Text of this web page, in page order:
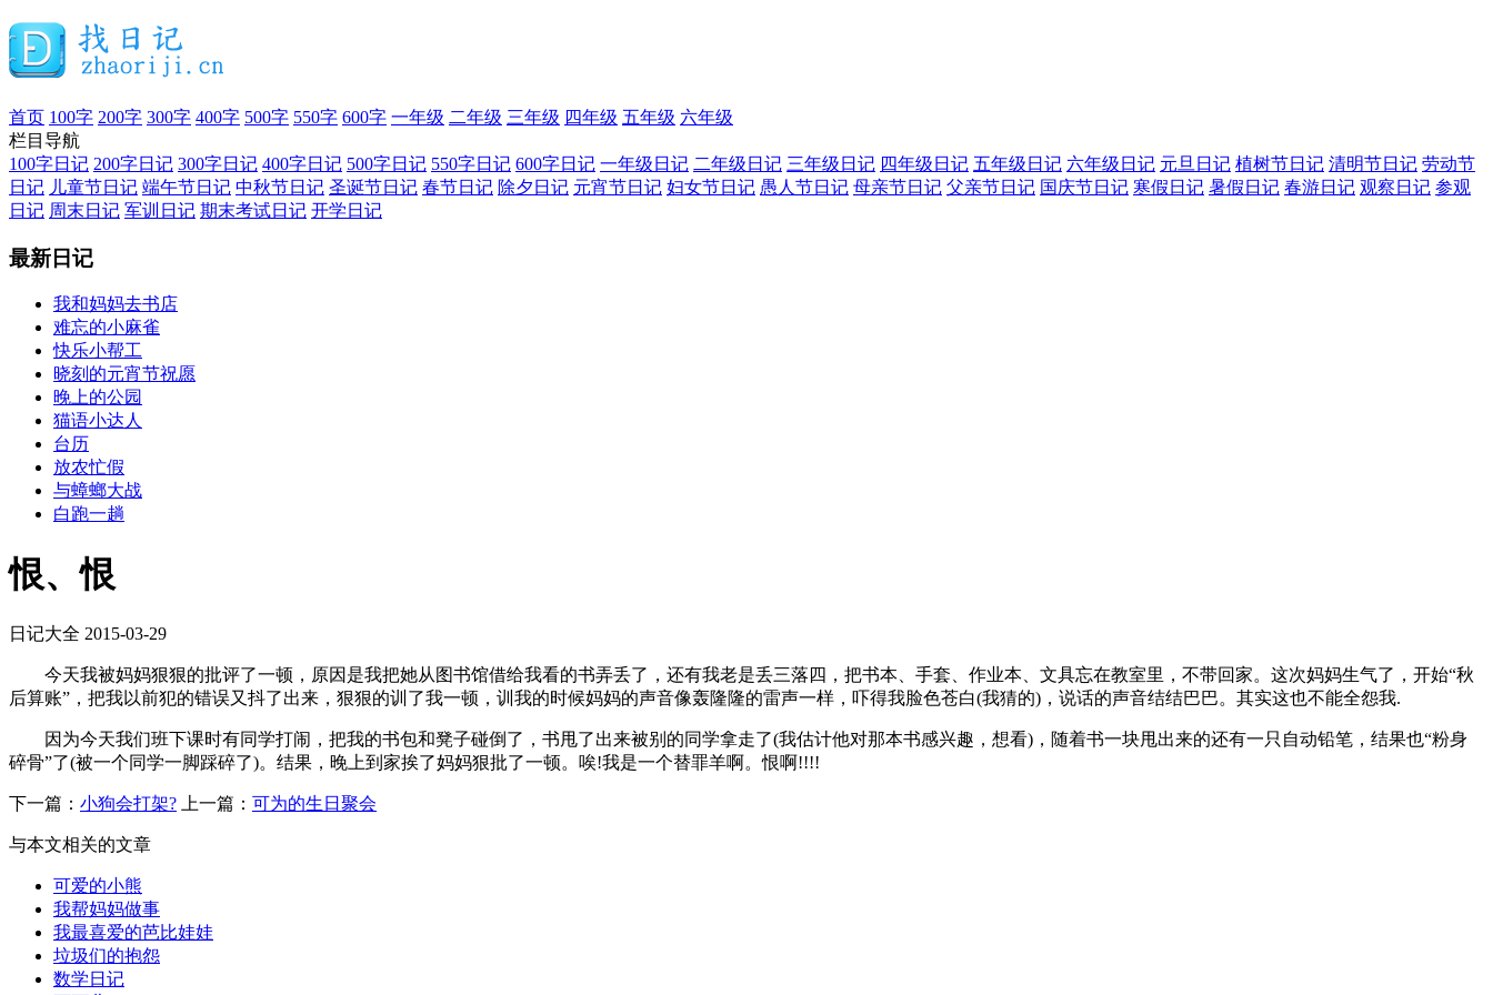
首页 100字 200字 300字 400字 500字 550字 600字 一年级 二年级 三年级 四年级 五年级 六年级
栏目导航
100字日记 200字日记 300字日记 400字日记 500字日记 550字日记 600字日记 一年级日记 二年级日记 三年级日记 四年级日记 五年级日记 六年级日记 元旦日记 植树节日记 清明节日记 劳动节
日记 儿童节日记 端午节日记 中秋节日记 圣诞节日记 春节日记 除夕日记 元宵节日记 妇女节日记 愚人节日记 母亲节日记 父亲节日记 国庆节日记 寒假日记 暑假日记 春游日记 观察日记 参观
日记 周末日记 军训日记 期末考试日记 开学日记
最新日记
我和妈妈去书店
难忘的小麻雀
快乐小帮工
晓刻的元宵节祝愿
晚上的公园
猫语小达人
台历
放农忙假
与蟑螂大战
白跑一趟
恨、恨
日记大全 2015-03-29
今天我被妈妈狠狠的批评了一顿，原因是我把她从图书馆借给我看的书弄丢了，还有我老是丢三落四，把书本、手套、作业本、文具忘在教室里，不带回家。这次妈妈生气了，开始“秋
后算账”，把我以前犯的错误又抖了出来，狠狠的训了我一顿，训我的时候妈妈的声音像轰隆隆的雷声一样，吓得我脸色苍白(我猜的)，说话的声音结结巴巴。其实这也不能全怨我.
因为今天我们班下课时有同学打闹，把我的书包和凳子碰倒了，书甩了出来被别的同学拿走了(我估计他对那本书感兴趣，想看)，随着书一块甩出来的还有一只自动铅笔，结果也“粉身
碎骨”了(被一个同学一脚踩碎了)。结果，晚上到家挨了妈妈狠批了一顿。唉!我是一个替罪羊啊。恨啊!!!!
下一篇： 小狗会打架? 上一篇： 可为的生日聚会
与本文相关的文章
可爱的小熊
我帮妈妈做事
我最喜爱的芭比娃娃
垃圾们的抱怨
数学日记